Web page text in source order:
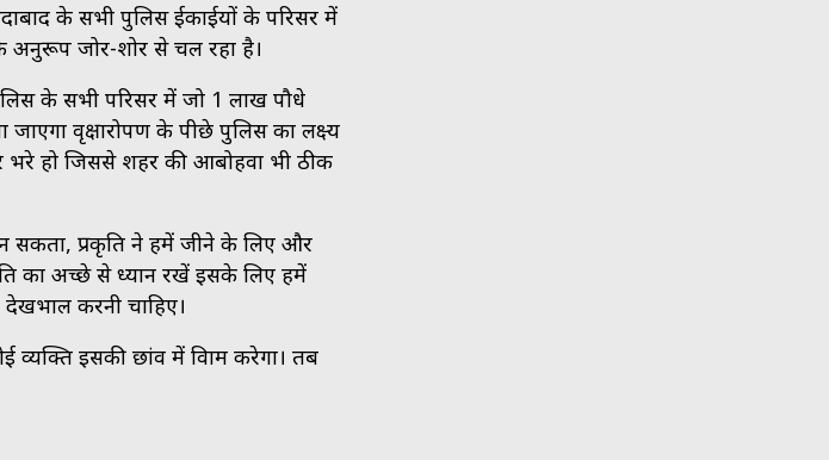
के सभी पुलिस ईकाईयों के परिसर में
अनुरूप जोर-शोर से चल रहा है।
के सभी परिसर में जो 1 लाख पौधे
जाएगा वृक्षारोपण के पीछे पुलिस का लक्ष्य
हो जिससे शहर की आबोहवा भी ठीक
सकता, प्रकृति ने हमें जीने के लिए और
का अच्छे से ध्यान रखें इसके लिए हमें
करनी चाहिए।
इसकी छांव में विश्राम करेगा। तब